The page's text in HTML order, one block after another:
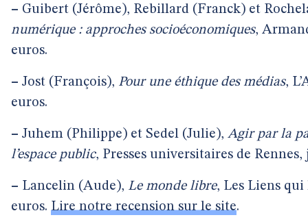
– Guibert (Jérôme), Rebillard (Franck) et
numérique : approches socioéconomiques,
euros.
– Jost (François), Pour une éthique des médias,
euros.
– Juhem (Philippe) et Sedel (Julie), Agir par la
l’espace public, Presses universitaires de
– Lancelin (Aude), Le monde libre, Les Liens qui
euros. Lire notre recension sur le site.